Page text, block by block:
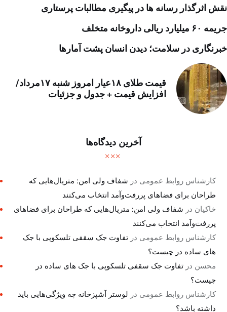
نقش اثرگذار رسانه ها در پیگیری مطالبات پرستاری
جریمه ۶۰ میلیارد ریالی داروخانه متخلف
خبرنگاری در سلامت؛ دیدن انسان پشت آمارها
قیمت طلای ۱۸عیار امروز شنبه ۱۷مرداد/
افزایش قیمت + جدول و جزئیات
آخرین دیدگاه‌ها
کارشناس روابط عمومی در شفاف ولی امن: متریال‌هایی که
طراحان برای فضاهای پررفت‌وآمد انتخاب می‌کنند
خاکیان در شفاف ولی امن: متریال‌هایی که طراحان برای فضاهای
پررفت‌وآمد انتخاب می‌کنند
کارشناس روابط عمومی درتفاوت جک سقفی تلسکوپی با جک
های ساده در چیست؟
محسن درتفاوت جک سقفی تلسکوپی با جک های ساده در
چیست؟
کارشناس روابط عمومی در لوستر آشپزخانه چه ویژگی‌هایی باید
داشته باشد؟